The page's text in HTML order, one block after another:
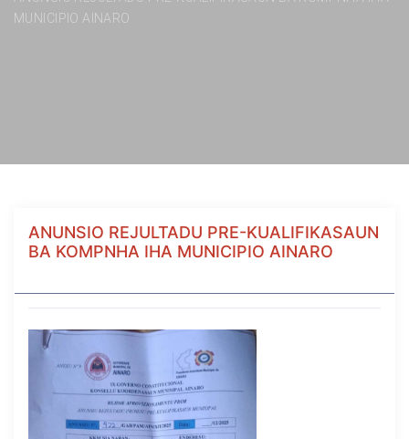
MUNICIPIO AINARO
ANUNSIO REJULTADU PRE-KUALIFIKASAUN
BA KOMPNHA IHA MUNICIPIO AINARO